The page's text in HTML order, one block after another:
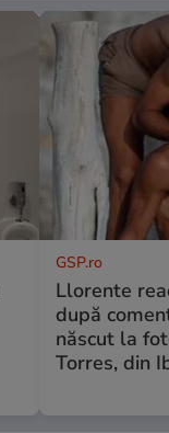
GSP.ro
Llorente
după
născut la
Torres, din